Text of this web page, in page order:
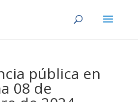
pública en
08 de